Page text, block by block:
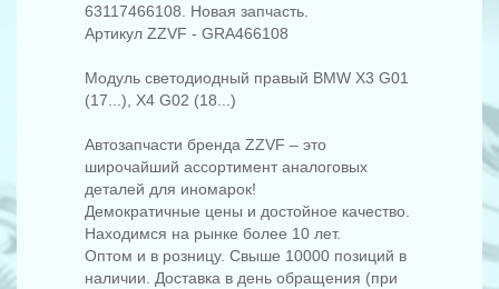
63117466108. Новая запчасть.
Артикул ZZVF - GRA466108
Модуль светодиодный правый BMW X3 G01
(17...), X4 G02 (18...)
Автозапчасти бренда ZZVF – это
широчайший ассортимент аналоговых
деталей для иномарок!
Демократичные цены и достойное качество.
Находимся на рынке более 10 лет.
Оптом и в розницу. Свыше 10000 позиций в
наличии. Доставка в день обращения (при